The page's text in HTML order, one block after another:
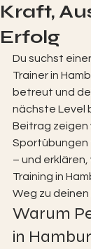
Kraft,
Erfolg
Du suchst
Trainer in
betreut und
nächste Level
Beitrag zeigen
Sportübungen
– und erklären,
Training in
Weg zu deinen
Warum
in